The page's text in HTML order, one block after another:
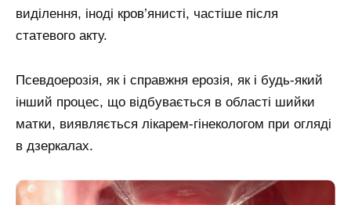
виділення, іноді кров’янисті, частіше після
статевого акту.
Псевдоерозія, як і справжня ерозія, як і будь-який
інший процес, що відбувається в області шийки
матки, виявляється лікарем-гінекологом при огляді
в дзеркалах.